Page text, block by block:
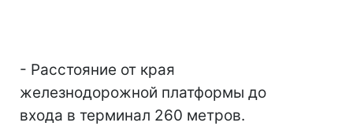
- Расстояние от края
железнодорожной платформы до
входа в терминал 260 метров.